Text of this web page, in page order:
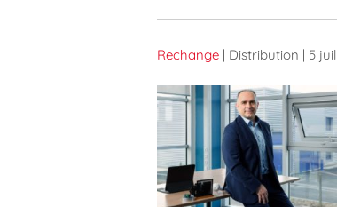
Rechange | Distribution | 5